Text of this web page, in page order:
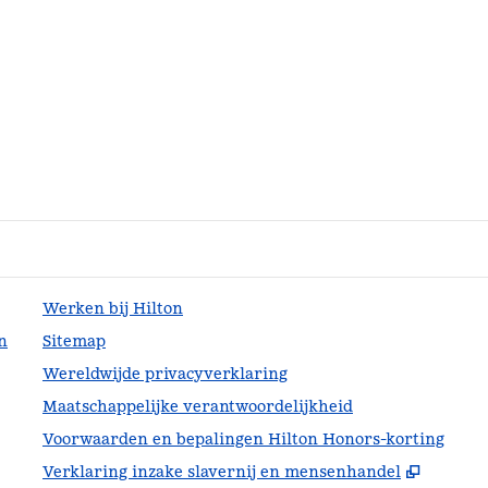
Werken bij Hilton
Sitemap
Wereldwijde privacyverklaring
Maatschappelijke verantwoordelijkheid
Voorwaarden en bepalingen Hilton Honors-korting
Verklaring inzake slavernij en mensenhandel
,